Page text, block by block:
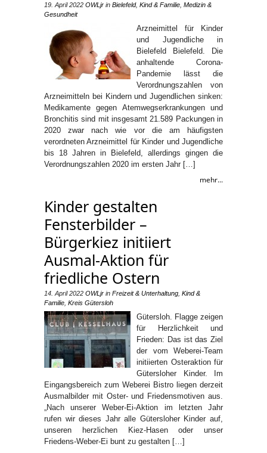
19. April 2022 OWLjr in Bielefeld, Kind & Familie Medizin &
Gesundheit
Arzneimittel für Kinder
und Jugendliche in
Bielefeld Bielefeld. Die
anhaltende Corona-
Pandemie lässt die
Verordnungszahlen von
Arzneimitteln bei Kindern und Jugendlichen sinken:
Medikamente gegen Atemwegserkrankungen und
Bronchitis sind mit insgesamt 21.589 Packungen in
2020 zwar nach wie vor die am häufigsten
verordneten Arzneimittel für Kinder und Jugendliche
bis 18 Jahren in Bielefeld, allerdings gingen die
Verordnungszahlen 2020 im ersten Jahr […]
mehr...
Kinder gestalten
Fensterbilder –
Bürgerkiez initiiert
Ausmal-Aktion für
friedliche Ostern
14. April 2022 OWLjr in Freizeit & Unterhaltung Kind &
Familie Kreis Gütersloh
Gütersloh. Flagge zeigen
für Herzlichkeit und
Frieden: Das ist das Ziel
der vom Weberei-Team
initiierten Osteraktion für
Gütersloher Kinder. Im
Eingangsbereich zum Weberei Bistro liegen derzeit
Ausmalbilder mit Oster- und Friedensmotiven aus.
„Nach unserer Weber-Ei-Aktion im letzten Jahr
rufen wir dieses Jahr alle Gütersloher Kinder auf,
unseren herzlichen Kiez-Hasen oder unser
Friedens-Weber-Ei bunt zu gestalten […]